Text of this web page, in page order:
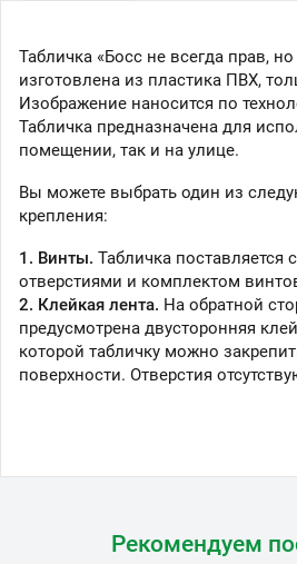
Табличка «Босс не всегда прав,
изготовлена из пластика ПВХ,
Изображение наносится по
Табличка предназначена для
помещении, так и на улице.
Вы можете выбрать один из
крепления:
1. Винты. Табличка поставляется
отверстиями и комплектом
2. Клейкая лента. На обратной
предусмотрена двусторонняя
которой табличку можно
поверхности. Отверстия
Рекомендуем